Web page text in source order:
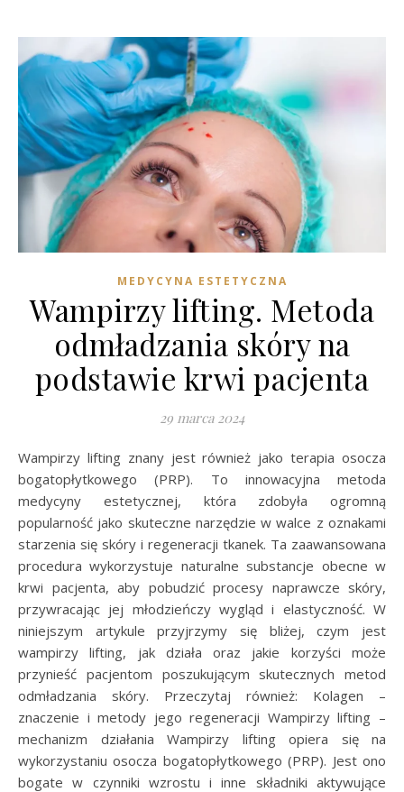
MEDYCYNA ESTETYCZNA
Wampirzy lifting. Metoda
odmładzania skóry na
podstawie krwi pacjenta
29 marca 2024
Wampirzy lifting znany jest również jako terapia osocza
bogatopłytkowego (PRP). To innowacyjna metoda
medycyny estetycznej, która zdobyła ogromną
popularność jako skuteczne narzędzie w walce z oznakami
starzenia się skóry i regeneracji tkanek. Ta zaawansowana
procedura wykorzystuje naturalne substancje obecne w
krwi pacjenta, aby pobudzić procesy naprawcze skóry,
przywracając jej młodzieńczy wygląd i elastyczność. W
niniejszym artykule przyjrzymy się bliżej, czym jest
wampirzy lifting, jak działa oraz jakie korzyści może
przynieść pacjentom poszukującym skutecznych metod
odmładzania skóry. Przeczytaj również: Kolagen –
znaczenie i metody jego regeneracji Wampirzy lifting –
mechanizm działania Wampirzy lifting opiera się na
wykorzystaniu osocza bogatopłytkowego (PRP). Jest ono
bogate w czynniki wzrostu i inne składniki aktywujące